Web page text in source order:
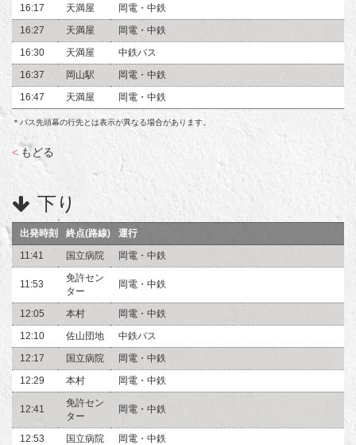
16:17
天満屋
岡電・中鉄
16:27
天満屋
岡電・中鉄
16:30
天満屋
中鉄バス
16:37
岡山駅
岡電・中鉄
16:47
天満屋 岡電・中鉄
＊バス先頭幕の行先とは表示が異なる場合があります。
< もどる
下り
出発時刻 終点(路線)
運行
11:41
国立病院 岡電・中鉄
11:53
免許セン
ター
岡電・中鉄
12:05 本村
岡電・中鉄
12:10
佐山団地
中鉄バス
12:17
国立病院
岡電・中鉄
12:29
本村 岡電・中鉄
12:41
免許セン
ター
岡電・中鉄
12:53 国立病院 岡電・中鉄